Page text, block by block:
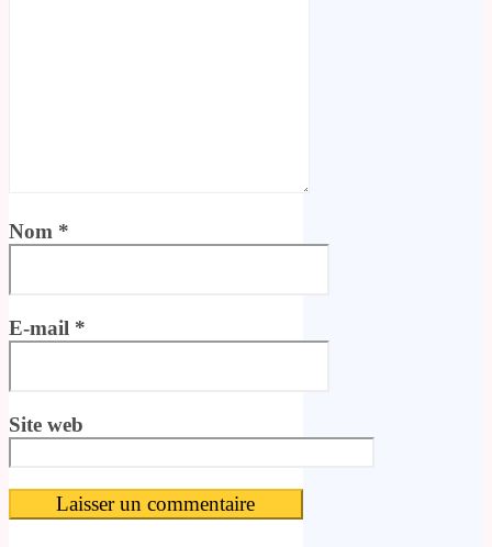
Nom *
E-mail *
Site web